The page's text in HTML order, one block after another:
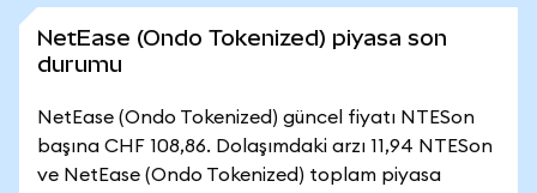
NetEase (Ondo Tokenized) piyasa son
durumu
NetEase (Ondo Tokenized) güncel fiyatı NTESon
başına CHF 108,86. Dolaşımdaki arzı 11,94 NTESon
ve NetEase (Ondo Tokenized) toplam piyasa